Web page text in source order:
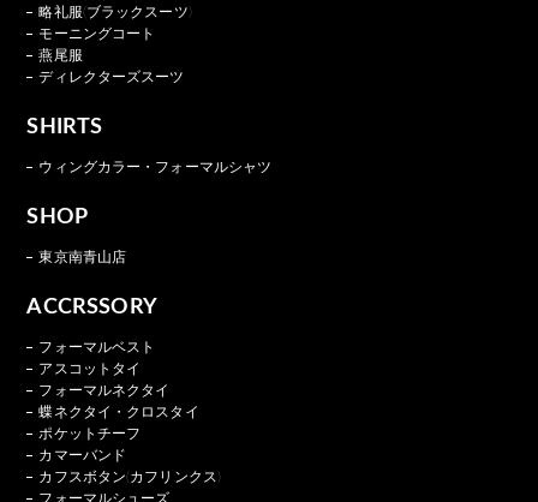
略礼服(ブラックスーツ)
モーニングコート
燕尾服
ディレクターズスーツ
SHIRTS
ウィングカラー・フォーマルシャツ
SHOP
東京南青山店
ACCRSSORY
フォーマルベスト
アスコットタイ
フォーマルネクタイ
蝶ネクタイ・クロスタイ
ポケットチーフ
カマーバンド
カフスボタン(カフリンクス)
フォーマルシューズ